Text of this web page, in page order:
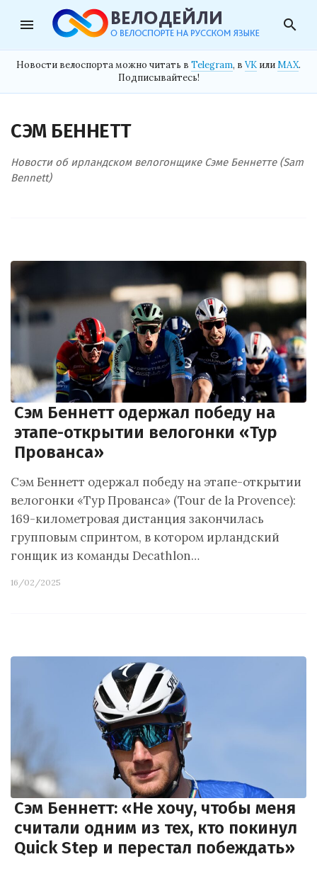
menu search
Новости велоспорта можно читать в Telegram, в VK илиMAX.
Подписывайтесь!
СЭМ БЕННЕТТ
Новости об ирландском велогонщике Сэме Беннетте (Sam
Bennett)
Сэм Беннетт одержал победу на
этапе-открытии велогонки «Тур
Прованса»
Сэм Беннетт одержал победу на этапе-открытии
велогонки «Тур Прованса» (Tour de la Provence):
169-километровая дистанция закончилась
групповым спринтом, в котором ирландский
гонщик из команды Decathlon…
16/02/2025
Сэм Беннетт: «Не хочу, чтобы меня
считали одним из тех, кто покинул
Quick Step и перестал побеждать»